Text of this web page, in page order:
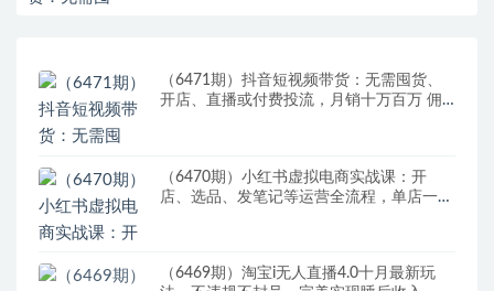
（6471期）抖音短视频带货：无需囤货、
开店、直播或付费投流，月销十万百万 佣
（6470期）小红书虚拟电商实战课：开
店、选品、发笔记等运营全流程，单店一天
（6469期）淘宝i无人直播4.0十月最新玩